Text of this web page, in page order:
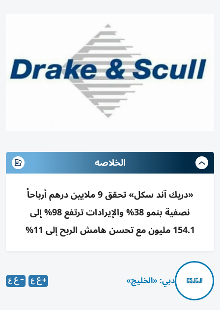
الخلاصه
«دريك آند سكل» تحقق 9 ملايين درهم أرباحاً
نصفية بنمو 38% والإيرادات ترتفع 98% إلى
154.1 مليون مع تحسن هامش الربح إلى 11%
دبي: «الخليج»